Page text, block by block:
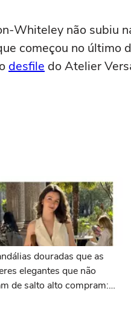
Whiteley não subiu
começou no último
desfile do Atelier
douradas que as
elegantes que não
de salto alto compram: